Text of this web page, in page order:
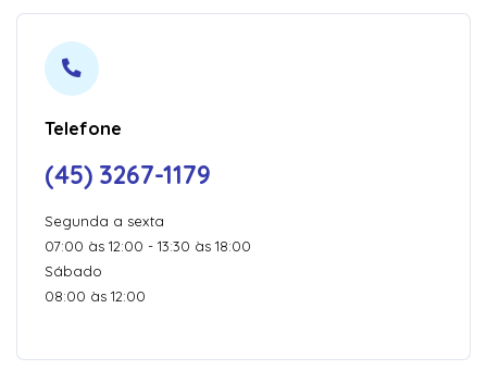
Telefone
(45) 3267-1179
Segunda a sexta
07:00 às 12:00 - 13:30 às 18:00
Sábado
08:00 às 12:00